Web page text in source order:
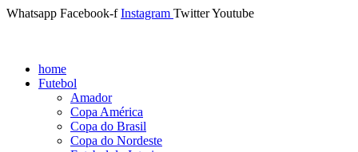
Whatsapp Facebook-f Instagram TwitterYoutube
home
Futebol
Amador
Copa América
Copa do Brasil
Copa do Nordeste